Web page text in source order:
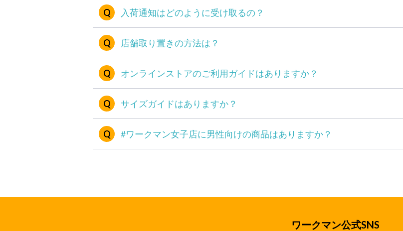
入荷通知はどのように受け取るの？
店舗取り置きの方法は？
オンラインストアのご利用ガイドはありますか？
サイズガイドはありますか？
#ワークマン女子店に男性向けの商品はありますか？
ワークマン公式SNS